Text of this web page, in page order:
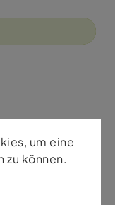
– Online
um eine
können.